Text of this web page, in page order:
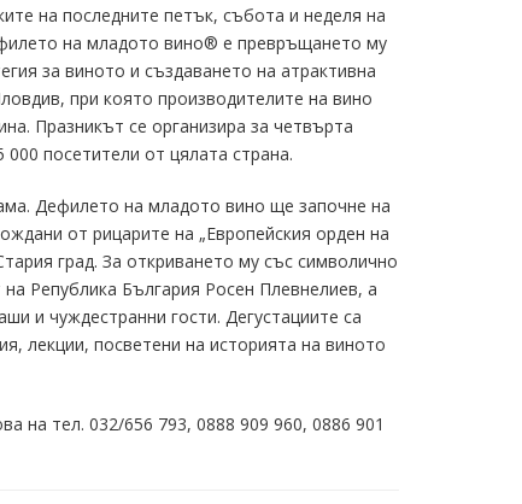
на последните петък, събота и неделя на
на младото вино® е превръщането му
за виното и създаването на атрактивна
при която производителите на вино
Празникът се организира за четвърта
посетители от цялата страна.
Дефилето на младото вино ще започне на
от рицарите на „Европейския орден на
град. За откриването му със символично
Република България Росен Плевнелиев, а
и чуждестранни гости. Дегустациите са
лекции, посветени на историята на виното
на тел. 032/656 793, 0888 909 960, 0886 901